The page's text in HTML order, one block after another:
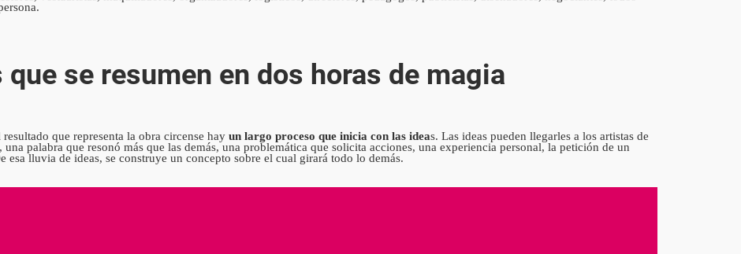
que se resumen en dos horas de magia
que representa la obra circense hay un largo proceso que inicia con las ideas. Las ideas pueden llegarles a los artistas de
palabra que resonó más que las demás, una problemática que solicita acciones, una experiencia personal, la petición de un
esa lluvia de ideas, se construye un concepto sobre el cual girará todo lo demás.